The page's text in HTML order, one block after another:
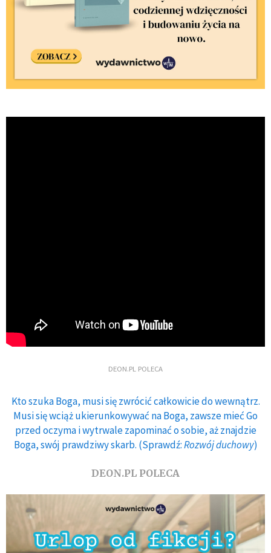
DEON.PL POLECA
Kto szuka Boga, musi się zwrócić całkowicie do wewnątrz.
Musi się wciąż ukierunkowywać na Boga, zawsze mieć Go
przed oczyma i wytrwale zapominać o sobie, aż znajdzie
Boga, swój prawdziwy skarb. (Sprawdź:Rozwój duchowy)
DEON.PL POLECA